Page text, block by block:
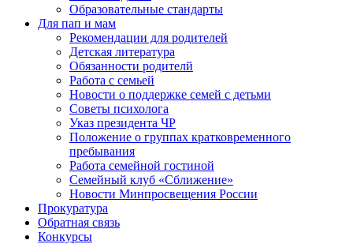
Образовательные стандарты
Для пап и мам
Рекомендации для родителей
Детская литература
Обязанности родителй
Работа с семьей
Новости о поддержке семей с детьми
Советы психолога
Указ президента ЧР
Положение о группах кратковременного
пребывания
Работа семейной гостиной
Семейный клуб «Сближение»
Новости Минпросвещения России
Прокуратура
Обратная связь
Конкурсы